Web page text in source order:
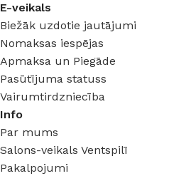
E-veikals
Biežāk uzdotie jautājumi
Nomaksas iespējas
Apmaksa un Piegāde
Pasūtījuma statuss
Vairumtirdzniecība
Info
Par mums
Salons-veikals Ventspilī
Pakalpojumi